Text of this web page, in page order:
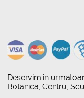
Deservim in
Botanica, Centru,